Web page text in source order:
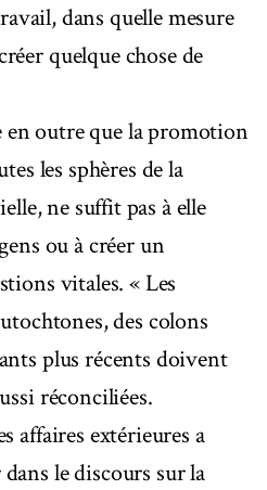
dans quelle mesure
quelque chose de
outre que la promotion
les sphères de la
ne suffit pas à elle
ou à créer un
vitales. « Les
des colons
plus récents doivent
réconciliées.
affaires extérieures a
dans le discours sur la